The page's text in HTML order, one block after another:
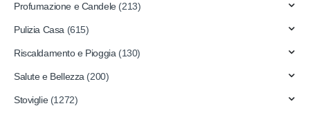
Profumazione e Candele (213)
Pulizia Casa (615)
Riscaldamento e Pioggia (130)
Salute e Bellezza (200)
Stoviglie (1272)